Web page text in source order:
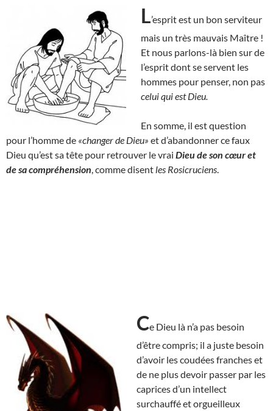
L’esprit est un bon serviteur
mais un très mauvais Maître !
Et nous parlons-là bien sur de
l’esprit dont se servent les
hommes pour penser, non pas
celui qui est Dieu.
En somme, il est question
pour l’homme de «changer de Dieu» et d’abandonner ce faux
Dieu qu’est sa tête pour retrouver le vrai Dieu de son cœur et
de sa compréhension , comme disent les Rosicruciens
Ce Dieu là n’a pas besoin
d’être compris; il a juste besoin
d’avoir les coudées franches et
de ne plus devoir passer par les
caprices d’un intellect
surchauffé et orgueilleux